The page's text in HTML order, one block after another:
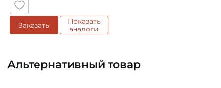
Заказать
Показать
аналоги
Альтернативный товар